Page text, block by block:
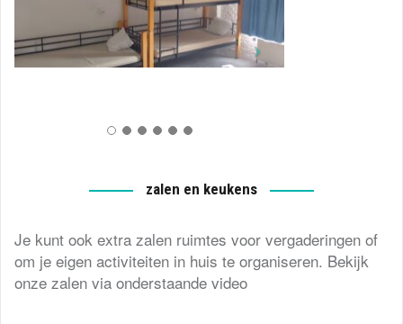
zalen en keukens
Je kunt ook extra zalen ruimtes voor vergaderingen of
om je eigen activiteiten in huis te organiseren. Bekijk
onze zalen via onderstaande video